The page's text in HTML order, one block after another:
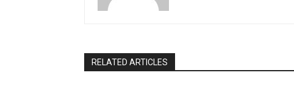
RELATED ARTICLES